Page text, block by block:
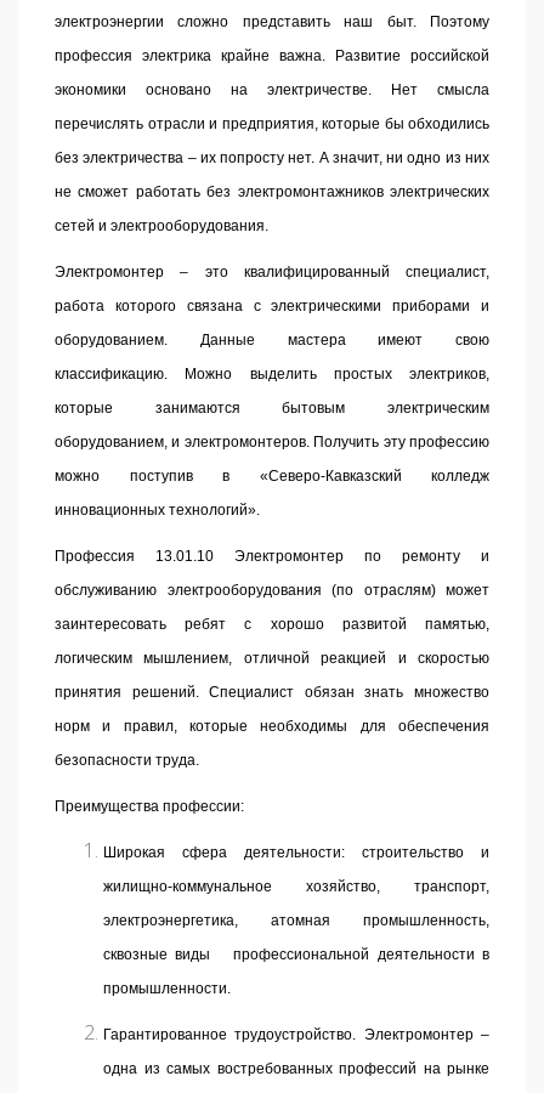
электроэнергии сложно представить наш быт. Поэтому
профессия электрика крайне важна. Развитие российской
экономики основано на электричестве. Нет смысла
перечислять отрасли и предприятия, которые бы обходились
без электричества – их попросту нет. А значит, ни одно из них
не сможет работать без электромонтажников электрических
сетей и электрооборудования.
Электромонтер – это квалифицированный специалист,
работа которого связана с электрическими приборами и
оборудованием. Данные мастера имеют свою
классификацию. Можно выделить простых электриков,
которые занимаются бытовым электрическим
оборудованием, и электромонтеров. Получить эту профессию
можно поступив в «Северо-Кавказский колледж
инновационных технологий».
Профессия 13.01.10 Электромонтер по ремонту и
обслуживанию электрооборудования (по отраслям) может
заинтересовать ребят с хорошо развитой памятью,
логическим мышлением, отличной реакцией и скоростью
принятия решений. Специалист обязан знать множество
норм и правил, которые необходимы для обеспечения
безопасности труда.
Преимущества профессии:
Широкая сфера деятельности: строительство и
жилищно-коммунальное хозяйство, транспорт,
электроэнергетика, атомная промышленность,
сквозные виды профессиональной деятельности в
промышленности.
Гарантированное трудоустройство. Электромонтер –
одна из самых востребованных профессий на рынке